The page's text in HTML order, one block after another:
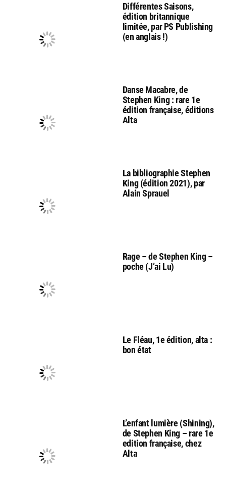
Différentes Saisons,
édition britannique
limitée, par PS Publishing
(en anglais !)
Danse Macabre, de
Stephen King : rare 1e
édition française, éditions
Alta
La bibliographie Stephen
King (édition 2021), par
Alain Sprauel
Rage – de Stephen King –
poche (J’ai Lu)
Le Fléau, 1e édition, alta :
bon état
L’enfant lumière (Shining),
de Stephen King – rare 1e
edition française, chez
Alta